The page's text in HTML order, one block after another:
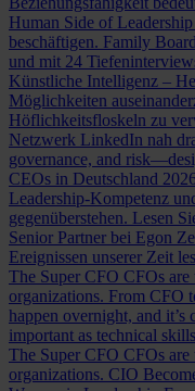
Human Side of Leadership
beschäftigen. Family
und mit 24
Künstliche Intelligenz –
Möglichkeiten
Höflichkeitsfloskeln zu
Netzwerk LinkedIn nah
governance, and
CEOs in Deutschland
Leadership-Kompetenz
gegenüberstehen. Lesen
Senior Partner bei Egon
Ereignissen unserer Zeit
The Super CFO CFOs
organizations. From CFO
happen overnight, and
important as technical
The Super CFO CFOs
organizations. CIO